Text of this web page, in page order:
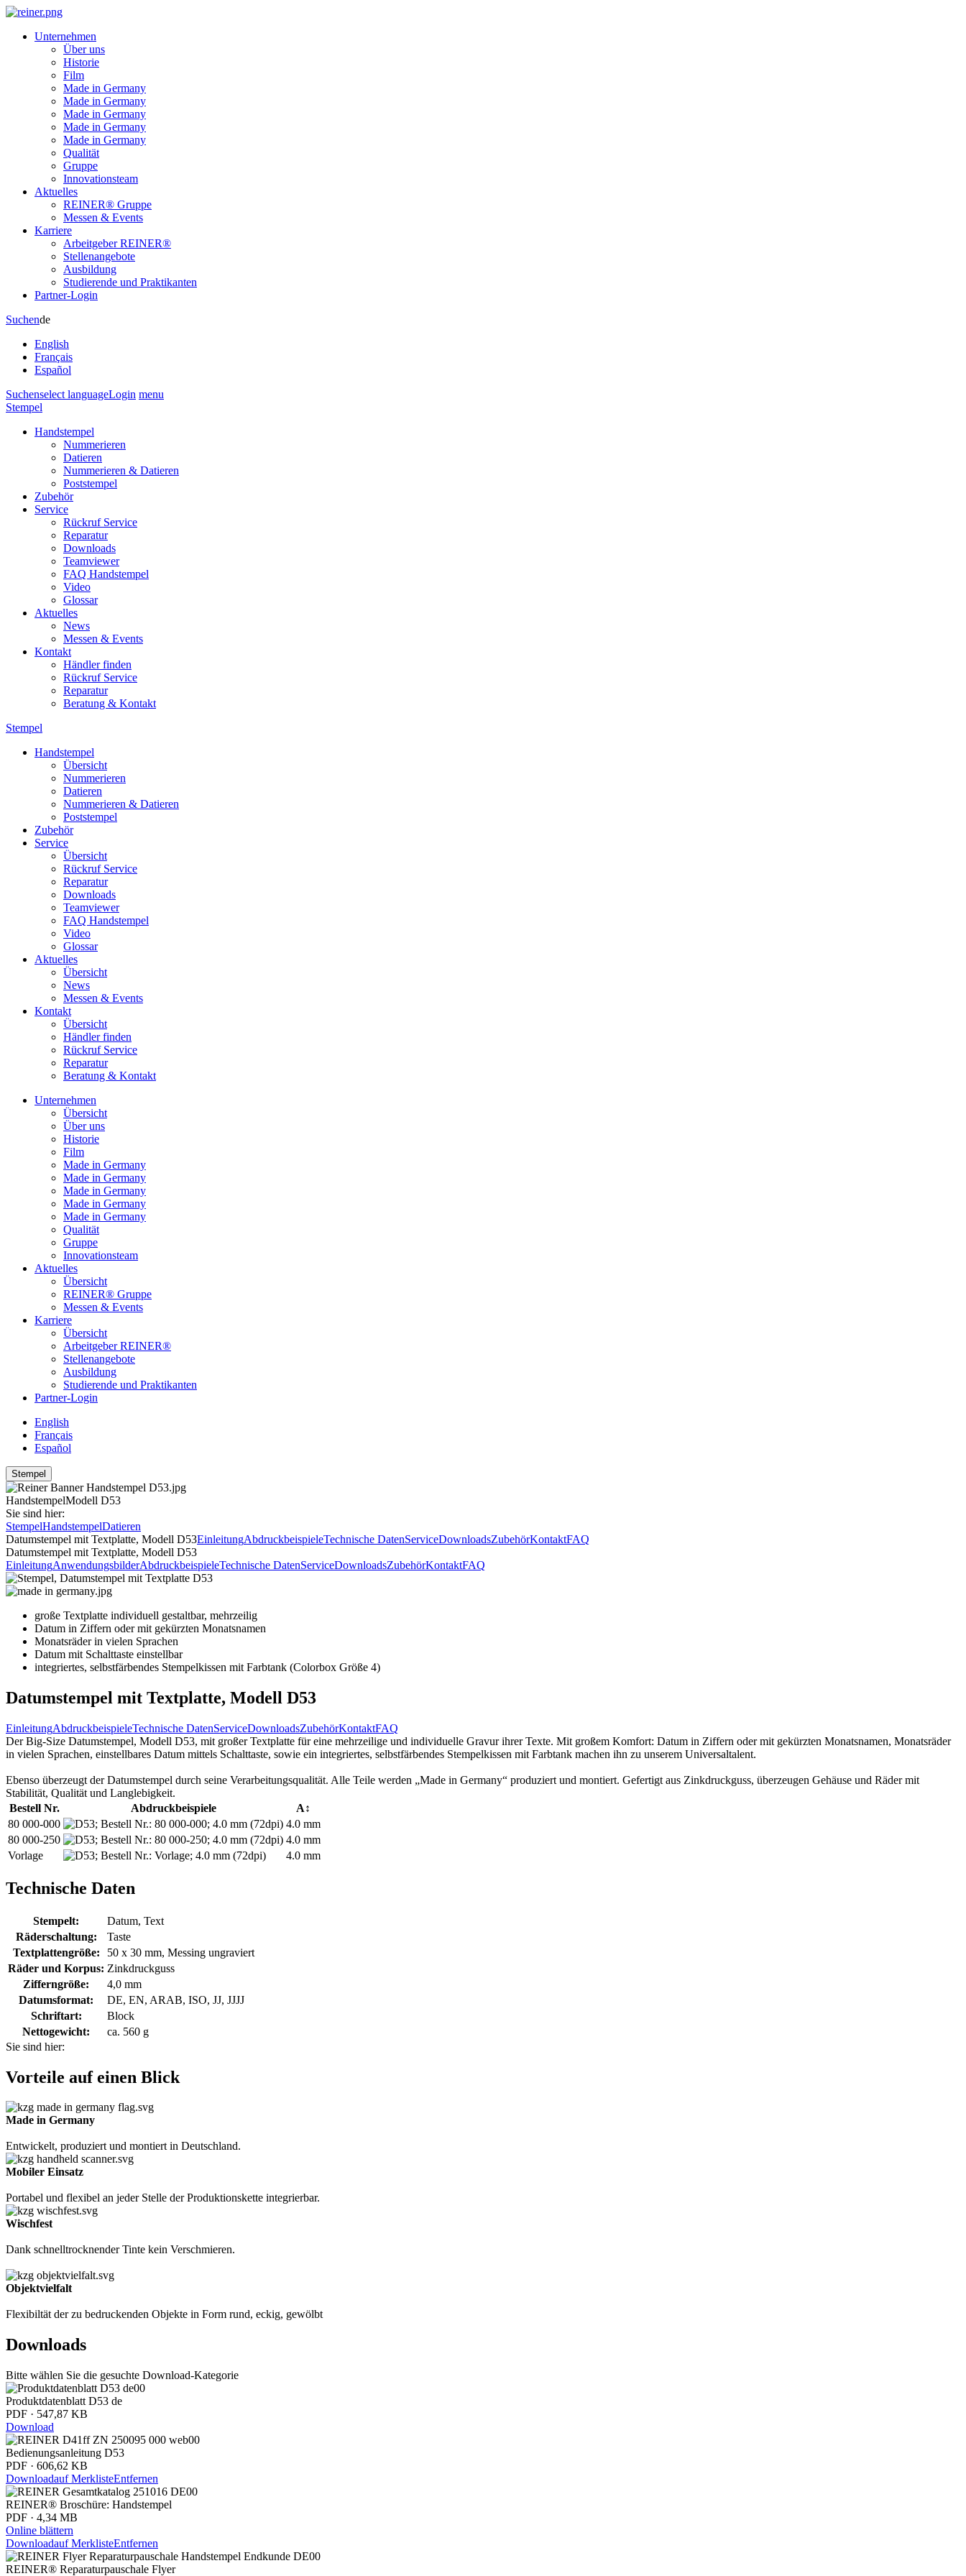
Unternehmen
Über uns
Historie
Film
Made in Germany
Made in Germany
Made in Germany
Made in Germany
Made in Germany
Qualität
Gruppe
Innovationsteam
Aktuelles
REINER® Gruppe
Messen & Events
Karriere
Arbeitgeber REINER®
Stellenangebote
Ausbildung
Studierende und Praktikanten
Partner-Login
Suchende
English
Français
Español
Suchenselect languageLogin menu
Stempel
Handstempel
Nummerieren
Datieren
Nummerieren & Datieren
Poststempel
Zubehör
Service
Rückruf Service
Reparatur
Downloads
Teamviewer
FAQ Handstempel
Video
Glossar
Aktuelles
News
Messen & Events
Kontakt
Händler finden
Rückruf Service
Reparatur
Beratung & Kontakt
Stempel
Handstempel
Übersicht
Nummerieren
Datieren
Nummerieren & Datieren
Poststempel
Zubehör
Service
Übersicht
Rückruf Service
Reparatur
Downloads
Teamviewer
FAQ Handstempel
Video
Glossar
Aktuelles
Übersicht
News
Messen & Events
Kontakt
Übersicht
Händler finden
Rückruf Service
Reparatur
Beratung & Kontakt
Unternehmen
Übersicht
Über uns
Historie
Film
Made in Germany
Made in Germany
Made in Germany
Made in Germany
Made in Germany
Qualität
Gruppe
Innovationsteam
Aktuelles
Übersicht
REINER® Gruppe
Messen & Events
Karriere
Übersicht
Arbeitgeber REINER®
Stellenangebote
Ausbildung
Studierende und Praktikanten
Partner-Login
English
Français
Español
Stempel
HandstempelModell D53
Sie sind hier:
StempelHandstempelDatieren
Datumstempel mit Textplatte, Modell D53EinleitungAbdruckbeispieleTechnische DatenServiceDownloadsZubehörKontaktFAQ
Datumstempel mit Textplatte, Modell D53
EinleitungAnwendungsbilderAbdruckbeispieleTechnische DatenServiceDownloadsZubehörKontaktFAQ
große Textplatte individuell gestaltbar, mehrzeilig
Datum in Ziffern oder mit gekürzten Monatsnamen
Monatsräder in vielen Sprachen
Datum mit Schalttaste einstellbar
integriertes, selbstfärbendes Stempelkissen mit Farbtank (Colorbox Größe 4)
Datumstempel mit Textplatte, Modell D53
EinleitungAbdruckbeispieleTechnische DatenServiceDownloadsZubehörKontaktFAQ
Der Big-Size Datumstempel, Modell D53, mit großer Textplatte für eine mehrzeilige und individuelle Gravur ihrer Texte. Mit großem Komfort: Datum in Ziffern oder mit gekürzten Monatsnamen, Monatsräder
in vielen Sprachen, einstellbares Datum mittels Schalttaste, sowie ein integriertes, selbstfärbendes Stempelkissen mit Farbtank machen ihn zu unserem Universaltalent.
Ebenso überzeugt der Datumstempel durch seine Verarbeitungsqualität. Alle Teile werden „Made in Germany“ produziert und montiert. Gefertigt aus Zinkdruckguss, überzeugen Gehäuse und Räder mit
Stabilität, Qualität und Langlebigkeit.
Bestell Nr.
Abdruckbeispiele
A↕
80 000-000
4.0 mm
80 000-250
4.0 mm
Vorlage
4.0 mm
Technische Daten
Stempelt: Datum, Text
Räderschaltung:
Taste
Textplattengröße:
50 x 30 mm, Messing ungraviert
Räder und Korpus: Zinkdruckguss
Zifferngröße:
4,0 mm
Datumsformat:
DE, EN, ARAB, ISO, JJ, JJJJ
Schriftart:
Block
Nettogewicht:
ca. 560 g
Sie sind hier:
Vorteile auf einen Blick
Made in Germany
Entwickelt, produziert und montiert in Deutschland.
Mobiler Einsatz
Portabel und flexibel an jeder Stelle der Produktionskette integrierbar.
Wischfest
Dank schnelltrocknender Tinte kein Verschmieren.
Objektvielfalt
Flexibiltät der zu bedruckenden Objekte in Form rund, eckig, gewölbt
Downloads
Bitte wählen Sie die gesuchte Download-Kategorie
Produktdatenblatt D53 de
PDF · 547,87 KB
Download
Bedienungsanleitung D53
PDF · 606,62 KB
Downloadauf MerklisteEntfernen
REINER® Broschüre: Handstempel
PDF · 4,34 MB
Online blättern
Downloadauf MerklisteEntfernen
REINER® Reparaturpauschale Flyer